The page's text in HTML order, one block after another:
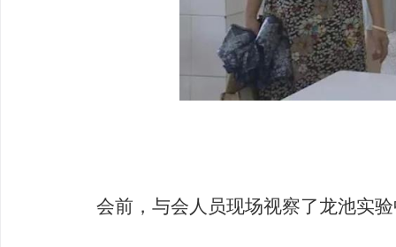
会前，与会人员现场视察了龙池实